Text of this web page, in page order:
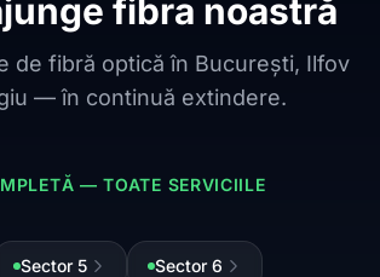
fibra noastră
de fibră optică în București, Ilfov
— în continuă extindere.
— TOATE SERVICIILE
Sector 5 Sector 6